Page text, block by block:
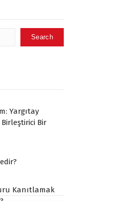
Yargıtay
Bir
Kanıtlamak